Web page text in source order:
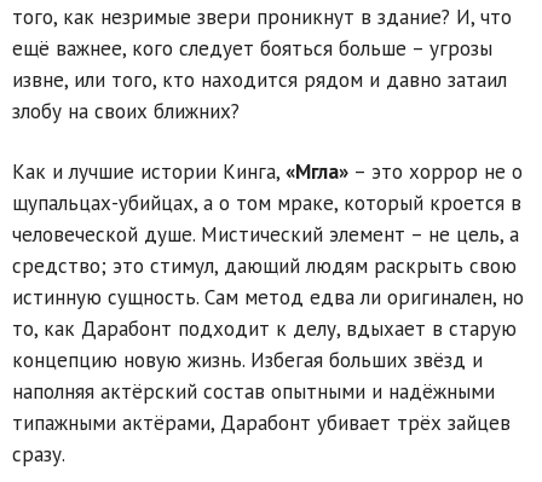
того, как незримые звери проникнут в здание? И, что
ещё важнее, кого следует бояться больше – угрозы
извне, или того, кто находится рядом и давно затаил
злобу на своих ближних?
Как и лучшие истории Кинга, «Мгла» – это хоррор не о
щупальцах-убийцах, а о том мраке, который кроется в
человеческой душе. Мистический элемент – не цель, а
средство; это стимул, дающий людям раскрыть свою
истинную сущность. Сам метод едва ли оригинален, но
то, как Дарабонт подходит к делу, вдыхает в старую
концепцию новую жизнь. Избегая больших звёзд и
наполняя актёрский состав опытными и надёжными
типажными актёрами, Дарабонт убивает трёх зайцев
сразу.